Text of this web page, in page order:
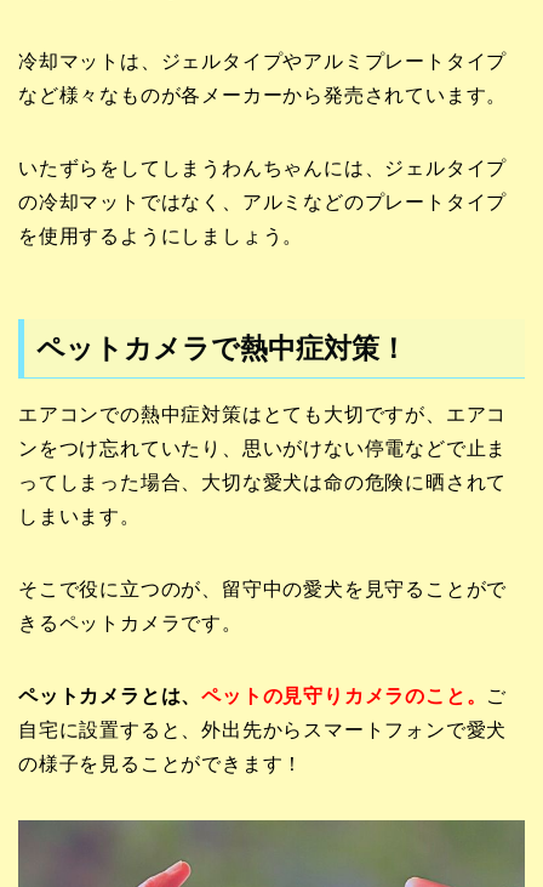
冷却マットは、ジェルタイプやアルミプレートタイプ
など様々なものが各メーカーから発売されています。
いたずらをしてしまうわんちゃんには、ジェルタイプ
の冷却マットではなく、アルミなどのプレートタイプ
を使用するようにしましょう。
ペットカメラで熱中症対策！
エアコンでの熱中症対策はとても大切ですが、エアコ
ンをつけ忘れていたり、思いがけない停電などで止ま
ってしまった場合、大切な愛犬は命の危険に晒されて
しまいます。
そこで役に立つのが、留守中の愛犬を見守ることがで
きるペットカメラです。
ペットカメラとは、ペットの見守りカメラのこと。 ご
自宅に設置すると、外出先からスマートフォンで愛犬
の様子を見ることができます！